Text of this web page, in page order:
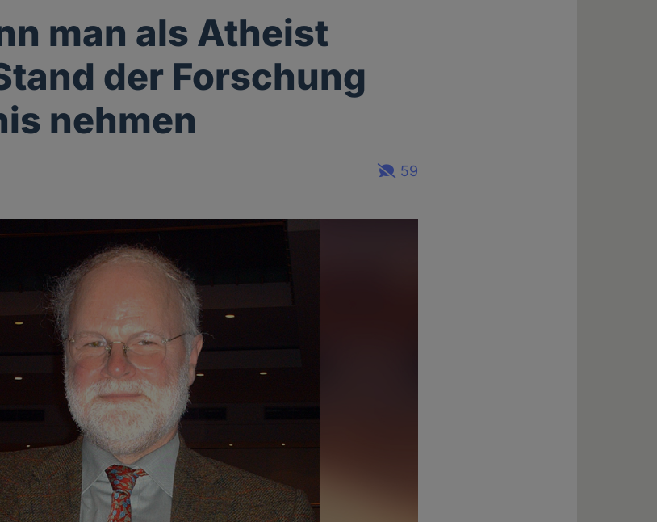
man als Atheist
der Forschung
nehmen
59